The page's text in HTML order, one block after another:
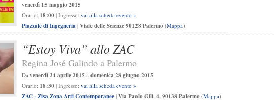
venerdì 15 maggio 2015
Orario: 18:00 | Ingresso: vai alla scheda evento »
Piazzale di Ingegneria | Viale delle Scienze 90128 Palermo (Mappa)
“Estoy Viva” allo ZAC
Regina José Galindo a Palermo
Da venerdì 24 aprile 2015 a domenica 28 giugno 2015
Orario: 18:30 | Ingresso: vai alla scheda evento »
ZAC - Zisa Zona Arti Contemporanee | Via Paolo Gili, 4, 90138 Palermo (Mappa)